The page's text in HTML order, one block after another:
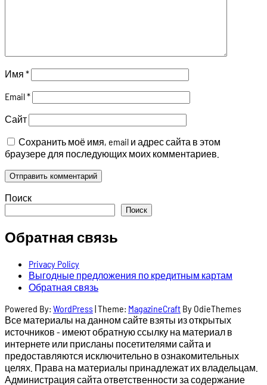
Имя *
Email*
Сайт
Сохранить моё имя, email и адрес сайта в этом
браузере для последующих моих комментариев.
Поиск
Поиск
Обратная связь
Privacy Policy
Выгодные предложения по кредитным картам
Обратная связь
Powered By: WordPress|Theme: MagazineCraft By OdieThemes
Все материалы на данном сайте взяты из открытых
источников - имеют обратную ссылку на материал в
интернете или присланы посетителями сайта и
предоставляются исключительно в ознакомительных
целях. Права на материалы принадлежат их владельцам.
Администрация сайта ответственности за содержание